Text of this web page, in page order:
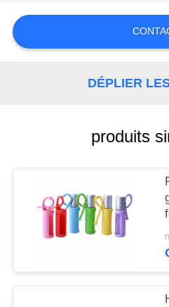
CONTRÔLE
QUALITÉ
NOUVELLES
CAS
UN
DÉPLIER
produits